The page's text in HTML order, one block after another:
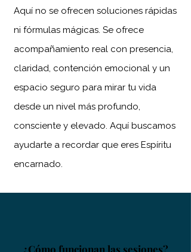
Aquí no se ofrecen soluciones rápidas
ni fórmulas mágicas. Se ofrece
acompañamiento real con presencia,
claridad, contención emocional y un
espacio seguro para mirar tu vida
desde un nivel más profundo,
consciente y elevado. Aquí buscamos
ayudarte a recordar que eres Espíritu
encarnado.
¿Cómo funcionan las sesiones?